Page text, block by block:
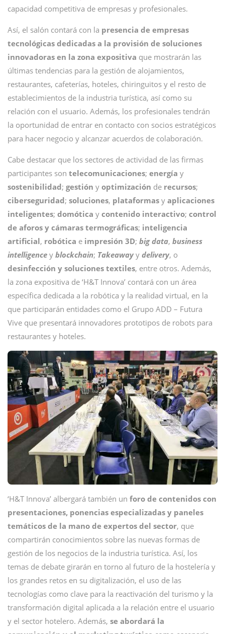
capacidad competitiva de empresas y profesionales.
Así, el salón contará con la presencia de empresas
tecnológicas dedicadas a la provisión de soluciones
innovadoras en la zona expositiva que mostrarán las
últimas tendencias para la gestión de alojamientos,
restaurantes, cafeterías, hoteles, chiringuitos y el resto de
establecimientos de la industria turística, así como su
relación con el usuario. Además, los profesionales tendrán
la oportunidad de entrar en contacto con socios estratégicos
para hacer negocio y alcanzar acuerdos de colaboración.
Cabe destacar que los sectores de actividad de las firmas
participantes son telecomunicaciones; energía y
sostenibilidad; gestión y optimización de recursos;
ciberseguridad; soluciones, plataformas y aplicaciones
inteligentes; domótica y contenido interactivo; control
de aforos y cámaras termográficas; inteligencia
artificial, robótica e impresión 3D; big data, business
intelligence y blockchain; Takeawayy delivery, o
desinfección y soluciones textiles, entre otros. Además,
la zona expositiva de ‘H&T Innova’ contará con un área
específica dedicada a la robótica y la realidad virtual, en la
que participarán entidades como el Grupo ADD – Futura
Vive que presentará innovadores prototipos de robots para
restaurantes y hoteles.
‘H&T Innova’ albergará también un foro de contenidos con
presentaciones, ponencias especializadas y paneles
temáticos de la mano de expertos del sector, que
compartirán conocimientos sobre las nuevas formas de
gestión de los negocios de la industria turística. Así, los
temas de debate girarán en torno al futuro de la hostelería y
los grandes retos en su digitalización, el uso de las
tecnologías como clave para la reactivación del turismo y la
transformación digital aplicada a la relación entre el usuario
y el sector hotelero. Además, se abordará la